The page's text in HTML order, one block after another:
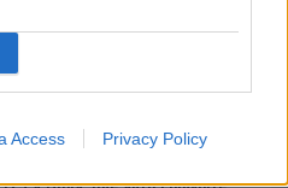
Access Privacy Policy
sulla strada statale 125 a